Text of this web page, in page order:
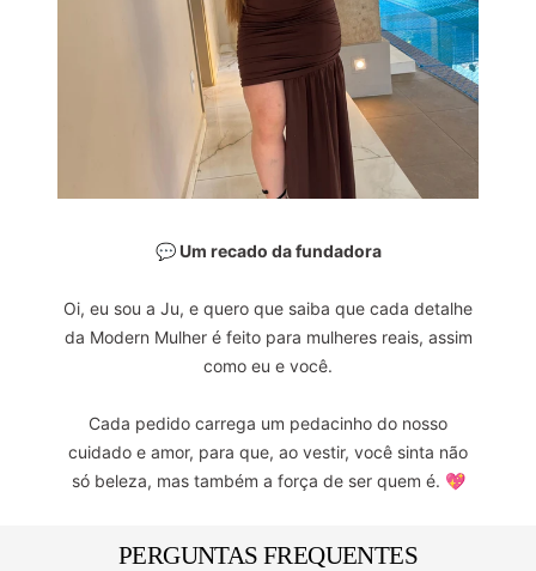
💬 Um recado da fundadora
Oi, eu sou a Ju, e quero que saiba que cada detalhe
da Modern Mulher é feito para mulheres reais, assim
como eu e você.
Cada pedido carrega um pedacinho do nosso
cuidado e amor, para que, ao vestir, você sinta não
só beleza, mas também a força de ser quem é. 💖
PERGUNTAS FREQUENTES